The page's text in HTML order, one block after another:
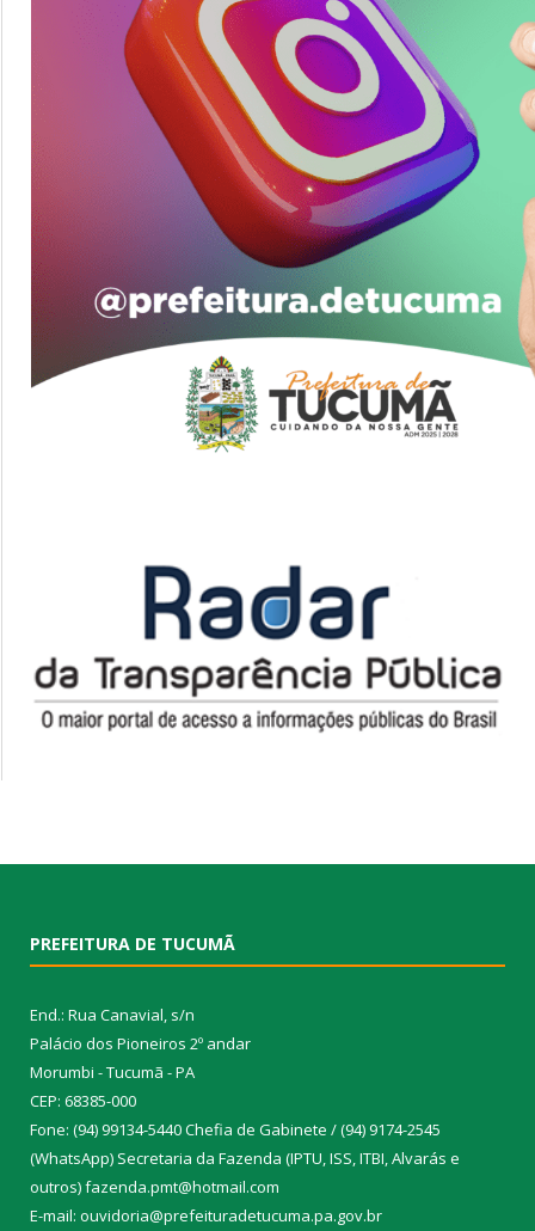
PREFEITURA DE TUCUMÃ
End.: Rua Canavial, s/n
Palácio dos Pioneiros 2º andar
Morumbi - Tucumã - PA
CEP: 68385-000
Fone: (94) 99134-5440 Chefia de Gabinete / (94) 9174-2545
(WhatsApp) Secretaria da Fazenda (IPTU, ISS, ITBI, Alvarás e
outros) fazenda.pmt@hotmail.com
E-mail: ouvidoria@prefeituradetucuma.pa.gov.br